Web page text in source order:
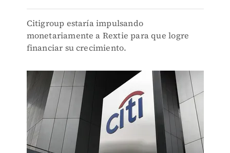
Citigroup estaría impulsando
monetariamente a Rextie para que logre
financiar su crecimiento.